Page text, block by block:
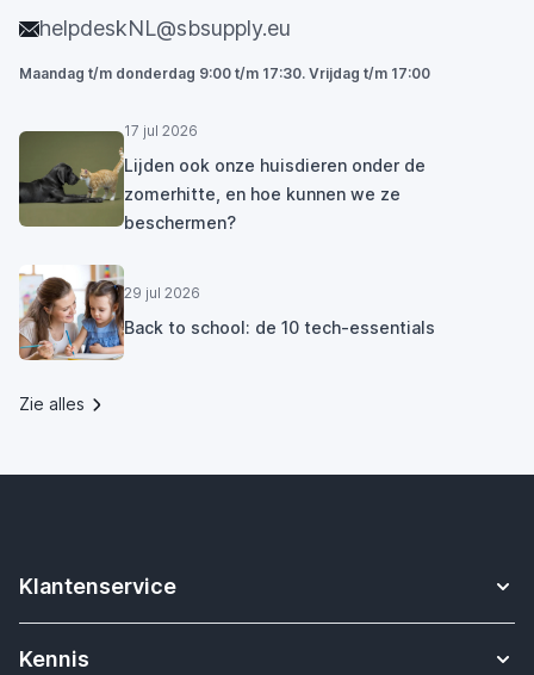
helpdeskNL@sbsupply.eu
Maandag t/m donderdag 9:00 t/m 17:30. Vrijdag t/m 17:00
17 jul 2026
Lijden ook onze huisdieren onder de
zomerhitte, en hoe kunnen we ze
beschermen?
29 jul 2026
Back to school: de 10 tech-essentials
Zie alles
Klantenservice
Contact
Kennis